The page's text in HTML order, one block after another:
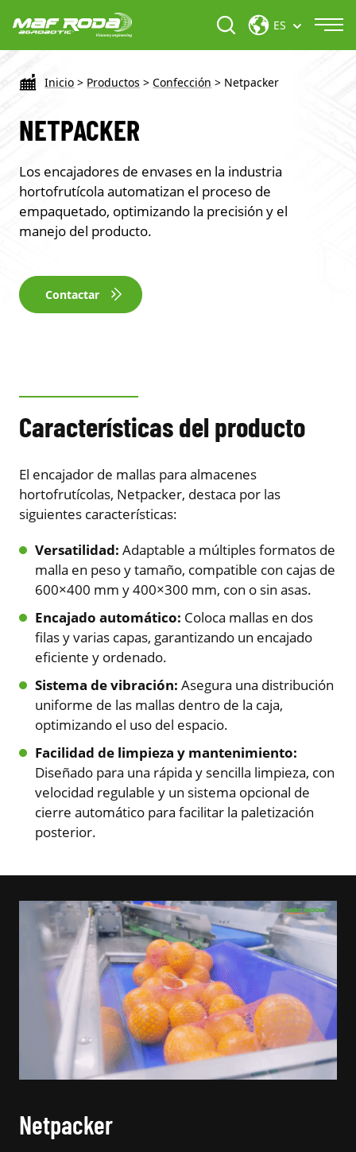
ES
Inicio > Productos > Confección > Netpacker
NETPACKER
Los encajadores de envases en la industria
hortofrutícola automatizan el proceso de
empaquetado, optimizando la precisión y el
manejo del producto.
Contactar
Características del producto
El encajador de mallas para almacenes
hortofrutícolas, Netpacker, destaca por las
siguientes características:
Versatilidad: Adaptable a múltiples formatos de
malla en peso y tamaño, compatible con cajas de
600×400 mm y 400×300 mm, con o sin asas.
Encajado automático: Coloca mallas en dos
filas y varias capas, garantizando un encajado
eficiente y ordenado.
Sistema de vibración: Asegura una distribución
uniforme de las mallas dentro de la caja,
optimizando el uso del espacio.
Facilidad de limpieza y mantenimiento:
Diseñado para una rápida y sencilla limpieza, con
velocidad regulable y un sistema opcional de
cierre automático para facilitar la paletización
posterior.
Netpacker